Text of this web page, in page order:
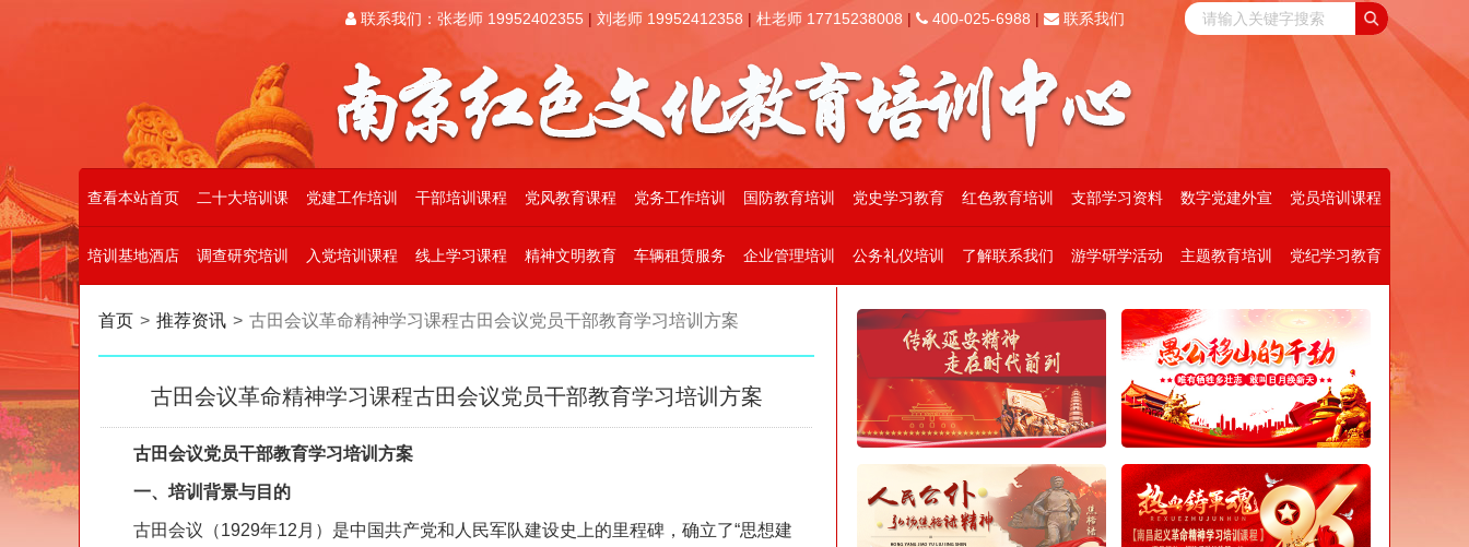
联系我们：张老师 19952402355 | 刘老师 19952412358 | 杜老师 17715238008 | 400-025-6988 | 联系我们
查看本站首页 二十大培训课 党建工作培训 干部培训课程 党风教育课程 党务工作培训 国防教育培训 党史学习教育 红色教育培训 支部学习资料 数字党建外宣 党员培训课程
培训基地酒店 调查研究培训 入党培训课程 线上学习课程 精神文明教育 车辆租赁服务 企业管理培训 公务礼仪培训 了解联系我们 游学研学活动 主题教育培训 党纪学习教育
首页 > 推荐资讯 > 古田会议革命精神学习课程古田会议党员干部教育学习培训方案
古田会议革命精神学习课程古田会议党员干部教育学习培训方案
古田会议党员干部教育学习培训方案
一、培训背景与目的
古田会议（1929年12月）是中国共产党和人民军队建设史上的里程碑，确立了“思想建